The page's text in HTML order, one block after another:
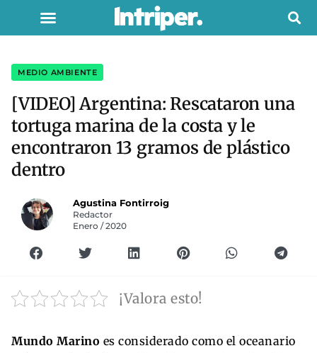
MEDIO AMBIENTE
[VIDEO] Argentina: Rescataron una
tortuga marina de la costa y le
encontraron 13 gramos de plástico
dentro
Agustina Fontirroig
Redactor
Enero / 2020
¡Valora esto!
Mundo Marino es considerado como el oceanario